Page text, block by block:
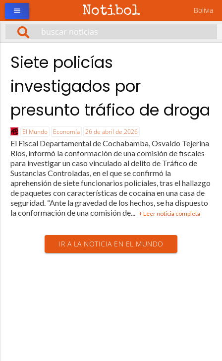
Notibol Bolivia
menu
Siete policías
investigados por
presunto tráfico de droga
El Mundo Economía 26 de abril de 2026
El Fiscal Departamental de Cochabamba, Osvaldo Tejerina
Ríos, informó la conformación de una comisión de fiscales
para investigar un caso vinculado al delito de Tráfico de
Sustancias Controladas, en el que se confirmó la
aprehensión de siete funcionarios policiales, tras el hallazgo
de paquetes con características de cocaína en una casa de
seguridad. “Ante la gravedad de los hechos, se ha dispuesto
la conformación de una comisión de... + Leer noticia completa
IR A LA NOTICIA EN EL MUNDO